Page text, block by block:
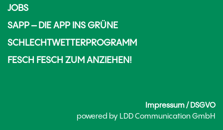
JOBS
SAPP – DIE APP INS GRÜNE
SCHLECHTWETTERPROGRAMM
FESCH FESCH ZUM ANZIEHEN!
Impressum / DSGVO
powered by LDD Communication GmbH